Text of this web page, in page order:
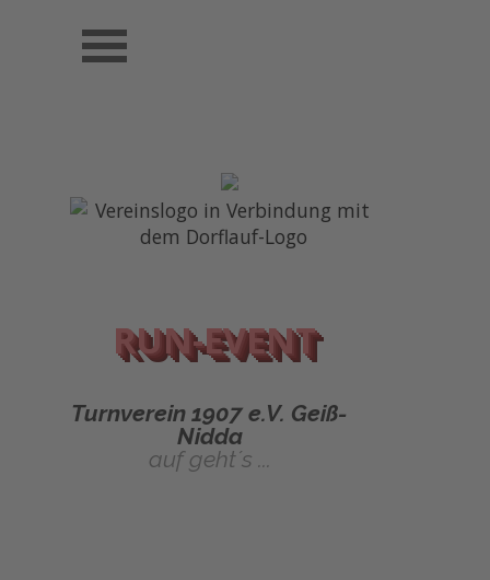
Menü überspringen
RUN-EVENT
Turnverein 1907 e.V. Geiß-
Nidda
auf geht´s ...